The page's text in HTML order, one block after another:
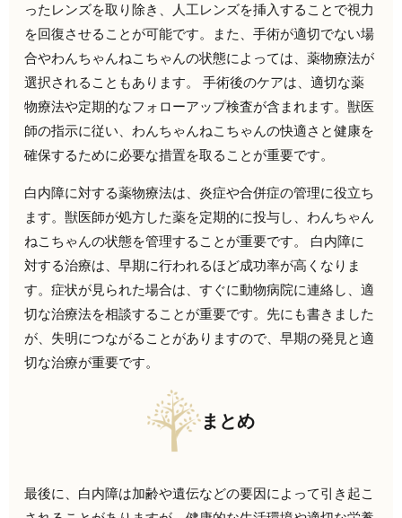
ったレンズを取り除き、 人工レンズを挿入することで視力
を回復させることが可能です。
また、手術が適切でない場
合やわんちゃんねこちゃんの状態によっては、薬物療法が
選択されることもあります。 手術後のケアは、適切な薬
物療法や定期的なフォローアップ検査が含まれます。獣医
師の指示に従い、わんちゃんねこちゃんの快適さと健康を
確保するために必要な措置を取ることが重要です。
白内障に対する薬物療法は、炎症や合併症の管理に役立ち
ます。獣医師が処方した薬を定期的に投与し、わんちゃん
ねこちゃんの状態を管理することが重要です。 白内障に
対する治療は、早期に行われるほど成功率が高くなりま
す。症状が見られた場合は、すぐに動物病院に連絡し、適
切な治療法を相談することが重要です。先にも書きました
が、失明につながることがありますので、早期の発見と適
切な治療が重要です。
まとめ
最後に、 白内障は加齢や遺伝などの要因によって引き起こ